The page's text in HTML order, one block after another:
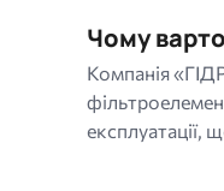
Чому
Компанія
експлуатації,